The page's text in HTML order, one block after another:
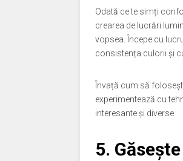
Odată ce te simți
crearea de lucrări
vopsea. Începe cu
consistența culorii și
Învață cum să
experimentează cu
interesante și diverse.
5.